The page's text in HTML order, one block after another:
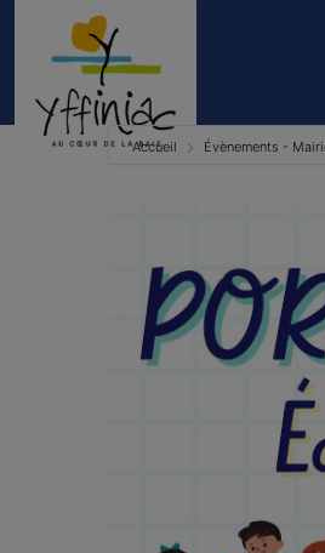
Accueil Évènements -